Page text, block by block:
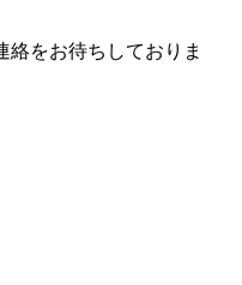
絡をお待ちしておりま